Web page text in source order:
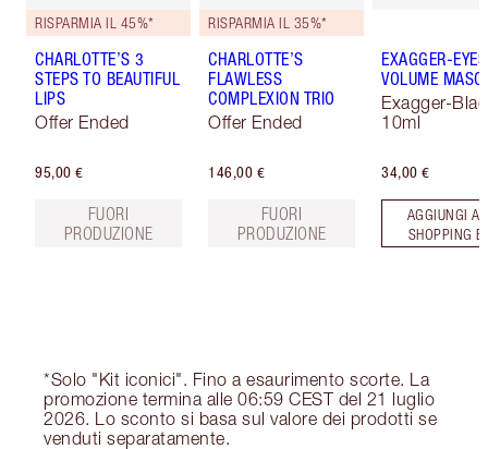
RISPARMIA IL 45%*
CHARLOTTE’S 3
STEPS TO BEAUTIFUL
LIPS
Offer Ended
95,00 €
FUORI
PRODUZIONE
RISPARMIA IL 35%*
CHARLOTTE’S
FLAWLESS
COMPLEXION TRIO
Offer Ended
146,00 €
FUORI
PRODUZIONE
EXAGGER-EYES
VOLUME
Exagger-
10ml
34,00 €
AGGIUNGI
SHOPPING
*Solo "Kit iconici". Fino a esaurimento scorte. La
promozione termina alle 06:59 CEST del 21 luglio
2026. Lo sconto si basa sul valore dei prodotti se
venduti separatamente.